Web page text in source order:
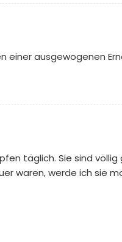
einer ausgewogenen
täglich. Sie sind
waren, werde ich sie